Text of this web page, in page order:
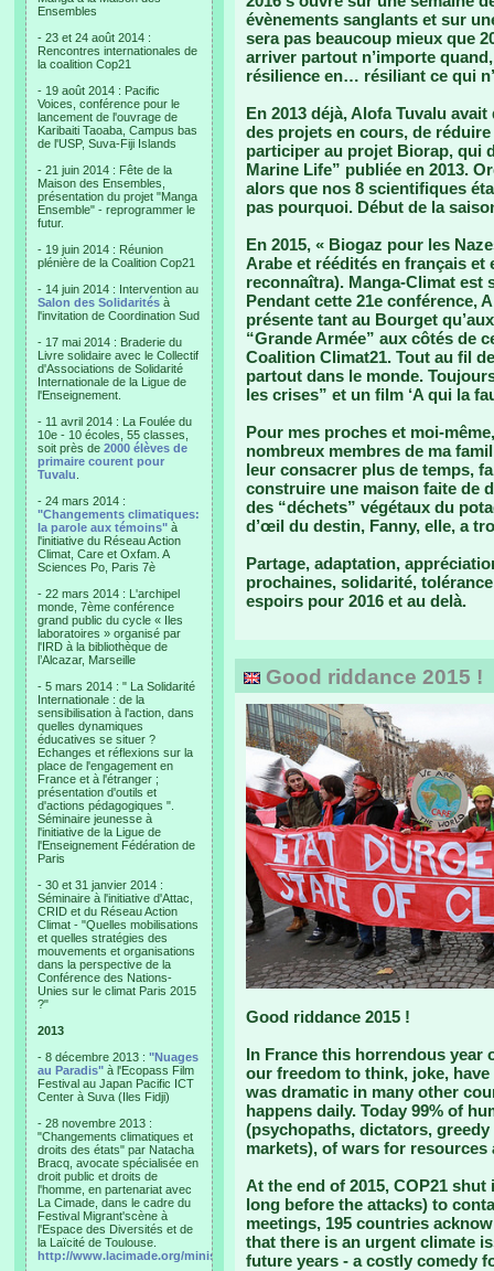
Ensembles
- 23 et 24 août 2014 :
Rencontres internationales de
la coalition Cop21
- 19 août 2014 : Pacific
Voices, conférence pour le
lancement de l'ouvrage de
Karibaiti Taoaba, Campus bas
de l'USP, Suva-Fiji Islands
- 21 juin 2014 : Fête de la
Maison des Ensembles,
présentation du projet "Manga
Ensemble" - reprogrammer le
futur.
- 19 juin 2014 : Réunion
plénière de la Coalition Cop21
- 14 juin 2014 : Intervention au
Salon des Solidarités à
l'invitation de Coordination Sud
- 17 mai 2014 : Braderie du
Livre solidaire avec le Collectif
d'Associations de Solidarité
Internationale de la Ligue de
l'Enseignement.
- 11 avril 2014 : La Foulée du
10e - 10 écoles, 55 classes,
soit près de 2000 élèves de
primaire courent pour
Tuvalu
- 24 mars 2014 :
"Changements climatiques:
la parole aux témoins" à
l'initiative du Réseau Action
Climat, Care et Oxfam. A
Sciences Po, Paris 7è
- 22 mars 2014 : L'archipel
monde, 7ème conférence
grand public du cycle « Iles
laboratoires » organisé par
l'IRD à la bibliothèque de
l’Alcazar, Marseille
- 5 mars 2014 : " La Solidarité
Internationale : de la
sensibilisation à l'action, dans
quelles dynamiques
éducatives se situer ?
Echanges et réflexions sur la
place de l'engagement en
France et à l'étranger ;
présentation d'outils et
d'actions pédagogiques ".
Séminaire jeunesse à
l'initiative de la Ligue de
l'Enseignement Fédération de
Paris
- 30 et 31 janvier 2014 :
Séminaire à l'initiative d'Attac,
CRID et du Réseau Action
Climat - "Quelles mobilisations
et quelles stratégies des
mouvements et organisations
dans la perspective de la
Conférence des Nations-
Unies sur le climat Paris 2015
?"
2013
- 8 décembre 2013 : "Nuages
au Paradis" à l'Ecopass Film
Festival au Japan Pacific ICT
Center à Suva (Iles Fidji)
- 28 novembre 2013 :
"Changements climatiques et
droits des états" par Natacha
Bracq, avocate spécialisée en
droit public et droits de
l'homme, en partenariat avec
La Cimade, dans le cadre du
Festival Migrant'scène à
l'Espace des Diversités et de
la Laïcité de Toulouse.
http://www.lacimade.org/minisites/migrantscene
évènements sanglants et sur
sera pas beaucoup mieux que
arriver partout n’importe
résilience en… résiliant ce qui
En 2013 déjà, Alofa Tuvalu
des projets en cours, de
participer au projet Biorap, qui
Marine Life” publiée en 2013.
alors que nos 8 scientifiques
pas pourquoi. Début de la
En 2015, « Biogaz pour les
Arabe et réédités en français et
reconnaîtra). Manga-Climat est
Pendant cette 21e conférence,
présente tant au Bourget
“Grande Armée” aux côtés de
Coalition Climat21. Tout au fil
partout dans le monde.
les crises” et un film ‘A qui la
Pour mes proches et moi-
nombreux membres de ma
leur consacrer plus de temps,
construire une maison faite de
des “déchets” végétaux du
d’œil du destin, Fanny, elle, a
Partage, adaptation,
prochaines, solidarité,
espoirs pour 2016 et au delà.
Good riddance 2015 !
Good riddance 2015 !
In France this horrendous year
our freedom to think, joke,
was dramatic in many other
happens daily. Today 99% of
(psychopaths, dictators,
markets), of wars for
At the end of 2015, COP21
long before the attacks) to
meetings, 195 countries
that there is an urgent climate
future years - a costly comedy